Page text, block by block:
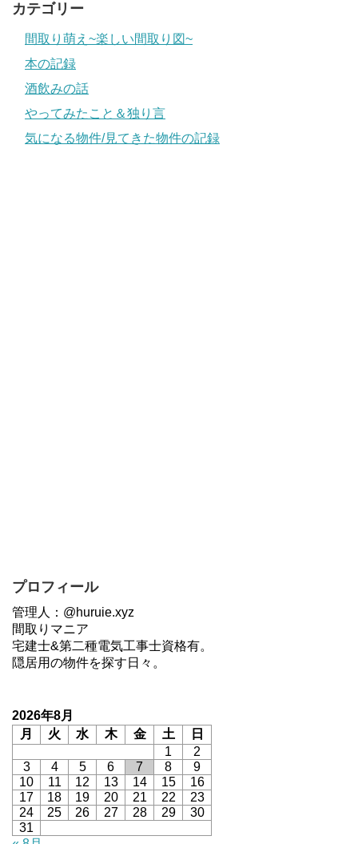
カテゴリー
間取り萌え~楽しい間取り図~
本の記録
酒飲みの話
やってみたこと＆独り言
気になる物件/見てきた物件の記録
プロフィール
管理人：@huruie.xyz
間取りマニア
宅建士&第二種電気工事士資格有。
隠居用の物件を探す日々。
2026年8月
月
火 水 木 金 土
日
1
2
3
4 5 6 7 8
9
10
11 12 13 14 15
16
17
18 19 20 21 22
23
24
25 26 27 28 29
30
31